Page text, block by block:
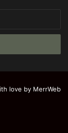
love by MerrWeb